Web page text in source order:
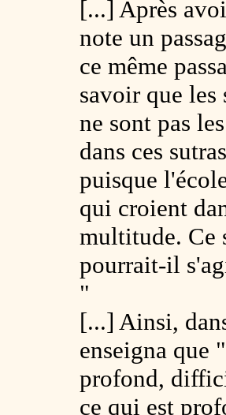
[...] Après
note un
ce même
savoir que les
ne sont pas
dans ces
puisque
qui croient
multitude. Ce
pourrait-il
"
[...] Ainsi,
enseigna que
profond,
ce qui est